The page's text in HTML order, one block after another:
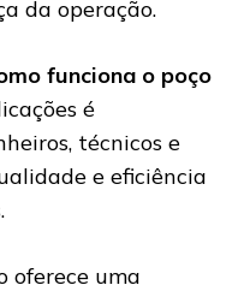
da operação.
funciona o poço
é
técnicos e
e eficiência
oferece uma